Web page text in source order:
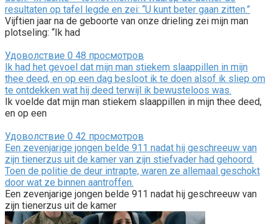
resultaten op tafel legde en zei: “U kunt beter gaan zitten.”
Vijftien jaar na de geboorte van onze drieling zei mijn man
plotseling: “Ik had
Удоволствие 0 48 просмотров
Ik had het gevoel dat mijn man stiekem slaappillen in mijn
thee deed, en op een dag besloot ik te doen alsof ik sliep om
te ontdekken wat hij deed terwijl ik bewusteloos was.
Ik voelde dat mijn man stiekem slaappillen in mijn thee deed,
en op een
Удоволствие 0 42 просмотров
Een zevenjarige jongen belde 911 nadat hij geschreeuw van
zijn tienerzus uit de kamer van zijn stiefvader had gehoord.
Toen de politie de deur intrapte, waren ze allemaal geschokt
door wat ze binnen aantroffen.
Een zevenjarige jongen belde 911 nadat hij geschreeuw van
zijn tienerzus uit de kamer